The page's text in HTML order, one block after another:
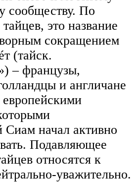
сообществу. По
это название
сокращением
(тайск.
– французы,
и англичане
Сиам начал активно
Подавляющее
относятся к
уважительно.